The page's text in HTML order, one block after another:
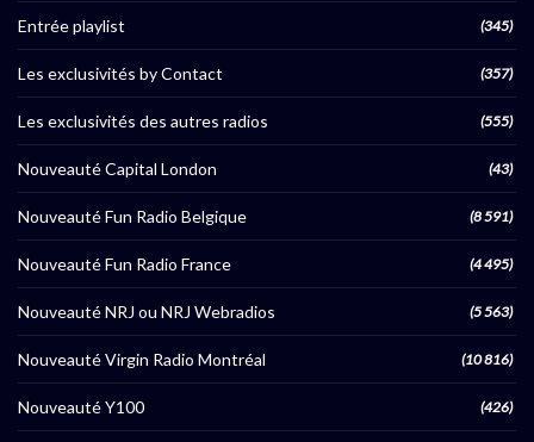
Entrée playlist (345)
Les exclusivités by Contact (357)
Les exclusivités des autres radios (555)
Nouveauté Capital London (43)
Nouveauté Fun Radio Belgique (8 591)
Nouveauté Fun Radio France (4 495)
Nouveauté NRJ ou NRJ Webradios (5 563)
Nouveauté Virgin Radio Montréal (10 816)
Nouveauté Y100 (426)